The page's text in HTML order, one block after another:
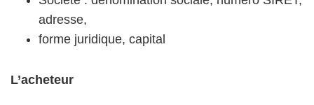
adresse,
forme juridique, capital
L’acheteur